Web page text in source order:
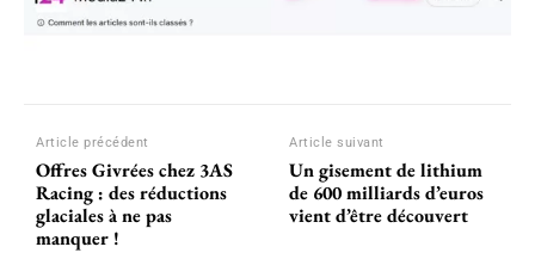
Article précédent
Offres Givrées chez 3AS
Racing : des réductions
glaciales à ne pas
manquer !
Article suivant
Un gisement de lithium
de 600 milliards d’euros
vient d’être découvert